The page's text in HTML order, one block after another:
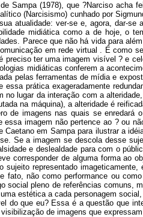
Sampa (1978), que ?Narciso acha
(Narcisismo) cunhado por
atualidade: ver-se e, agora, dar-
midiática como a de hoje, o
Parece que não há vida para
em rede virtual . É como
ter uma imagem visível ? e
midiáticas conferem a
pelas ferramentas de mídia e
prática exageradamente
lugar da interação com a
na máquina), a alteridade é
de imagens nas quais se enredará
imagem não pertence ao ? ou
em Sampa para ilustrar a
Se a imagem se descola desse
e deslealdade para com o
corresponder de alguma forma ao
representado
não como performance ou
social pleno de referências comuns,
estética a cada personagem
do que eu? Essa é a questão que
de imagens que